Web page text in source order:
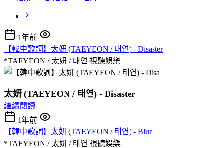
1年前
【韓中歌詞】太妍 (TAEYEON / 태연) - Disaster
*TAEYEON / 太妍 / 태연 視聽娛樂
太妍 (TAEYEON / 태연) - Disaster
繼續閱讀
1年前
【韓中歌詞】太妍 (TAEYEON / 태연) - Blur
*TAEYEON / 太妍 / 태연 視聽娛樂